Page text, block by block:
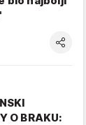
O BRAKU: